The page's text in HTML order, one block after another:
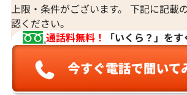
上限・条件がございます。 下記に記載
認ください。
通話料無料！
「いくら？」を